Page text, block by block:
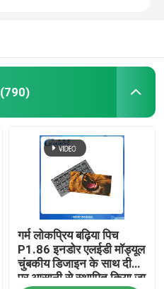
(790)
गर्म लोकप्रिय बढ़िया पिच
P1.86 इनडोर एलईडी मॉड्यूल
चुंबकीय डिजाइन के साथ दीवार
पर आसानी से स्थापित किया जा